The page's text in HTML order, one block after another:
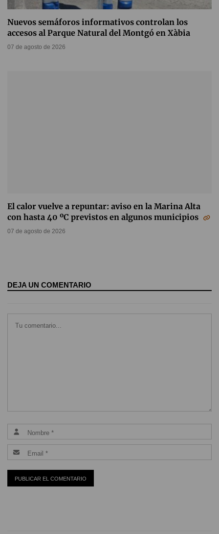
Nuevos semáforos informativos controlan los
accesos al Parque Natural del Montgó en Xàbia
07 de agosto de 2026
El calor vuelve a repuntar: aviso en la Marina Alta
con hasta 40 ºC previstos en algunos municipios
07 de agosto de 2026
DEJA UN COMENTARIO